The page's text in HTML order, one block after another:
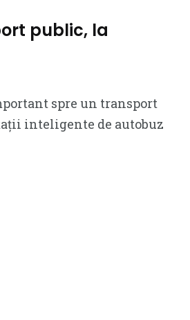
public, la
spre un transport
inteligente de autobuz